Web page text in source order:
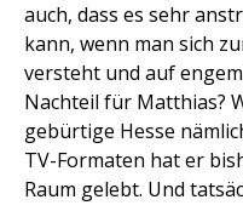
auch, dass es sehr
kann, wenn man sich
versteht und auf
Nachteil für Matthias?
gebürtige Hesse
TV-Formaten hat er
Raum gelebt. Und